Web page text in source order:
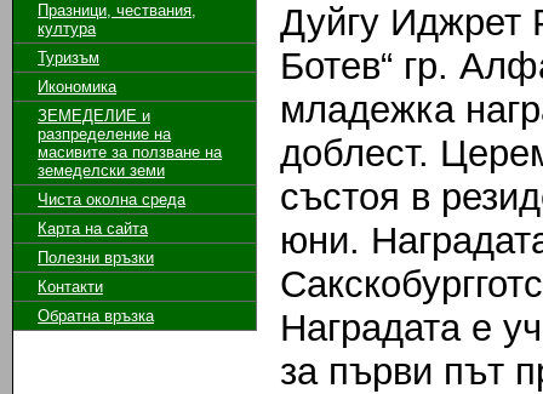
Празници, чествания,
култура
Туризъм
Икономика
ЗЕМЕДЕЛИЕ и
разпределение на
масивите за ползване на
земeделски земи
Чиста околна среда
Карта на сайта
Полезни връзки
Контакти
Обратна връзка
Дуйгу Иджрет
Ботев“ гр.
младежка
доблест.
състоя в
юни.
Наградата е
за първи път